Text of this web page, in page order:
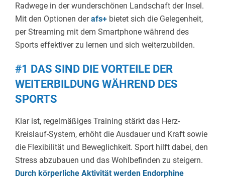
Radwege in der wunderschönen Landschaft der Insel.
Mit den Optionen der afs+ bietet sich die Gelegenheit,
per Streaming mit dem Smartphone während des
Sports effektiver zu lernen und sich weiterzubilden.
#1 DAS SIND DIE VORTEILE DER
WEITERBILDUNG WÄHREND DES
SPORTS
Klar ist, regelmäßiges Training stärkt das Herz-
Kreislauf-System, erhöht die Ausdauer und Kraft sowie
die Flexibilität und Beweglichkeit. Sport hilft dabei, den
Stress abzubauen und das Wohlbefinden zu steigern.
Durch körperliche Aktivität werden Endorphine